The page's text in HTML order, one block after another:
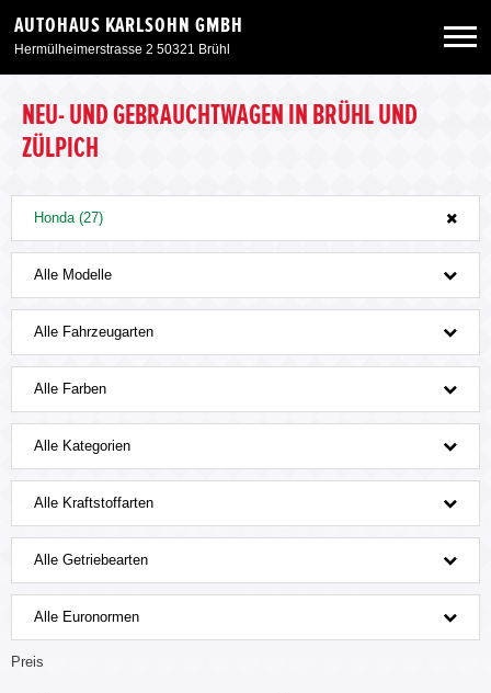
AUTOHAUS KARLSOHN GMBH
Hermülheimerstrasse 2 50321 Brühl
Neuwagen
Angebote
Service & Zubehör
Unser Autohaus
NEU- UND GEBRAUCHTWAGEN IN BRÜHL UND
ZÜLPICH
Honda (27)
Alle Modelle
Alle Fahrzeugarten
Alle Farben
Alle Kategorien
Alle Kraftstoffarten
Alle Getriebearten
Alle Euronormen
Preis